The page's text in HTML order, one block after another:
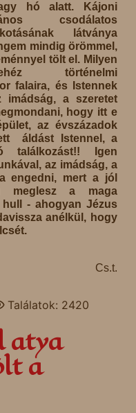
hó alatt. Kájoni
csodálatos
látványa
mindig örömmel,
tölt el. Milyen
történelmi
falaira, és Istennek
a szeretet
hogy itt e
az évszázadok
áldást Istennel, a
találkozást!! Igen
az imádság, a
engedni, mert a jól
meglesz a maga
- ahogyan Jézus
anélkül, hogy
Cs.t.
Találatok: 2420
atya
a